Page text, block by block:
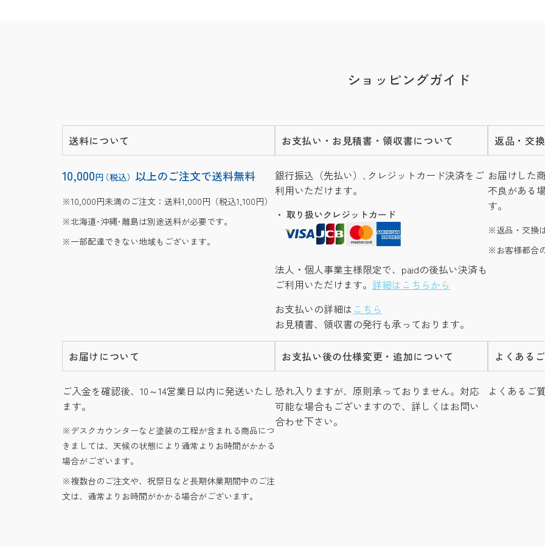
ショッピングガイド
送料について
10,000円（税込） 以上のご注文で送料無料
10,000円未満のご注文：送料1,000円（税込1,100円）
北海道･沖縄･離島は別途送料が必要です。
一部配達できない地域もございます。
お支払い・お見積書・領収書について
銀行振込（先払い）､クレジットカード決済をご
利用いただけます。
・ 取り扱いクレジットカード
法人・個人事業主様限定で、paidの後払い決済も
ご利用いただけます。 詳細はこちらから
お支払いの詳細は こちら
お見積書、領収書の発行も承っております。
返品・交
お届けした
不良がある
す。
返品・交換
お客様都合
お届けについて
ご入金を確認後、10～14営業日以内に発送いたし
ます。
デスクカウンターなど塗装の工程が含まれる商品につ
きましては、天候の状態により通常よりお時間がかかる
場合がございます。
複数台のご注文や、祝祭日など長期休業期間中のご注
文は、通常よりお時間がかかる場合がございます。
お支払い後の仕様変更・追加について
恐れ入りますが、原則承っておりません。対応
可能な場合もございますので、詳しくはお問い
合わせ下さい。
よくある
よくあるご